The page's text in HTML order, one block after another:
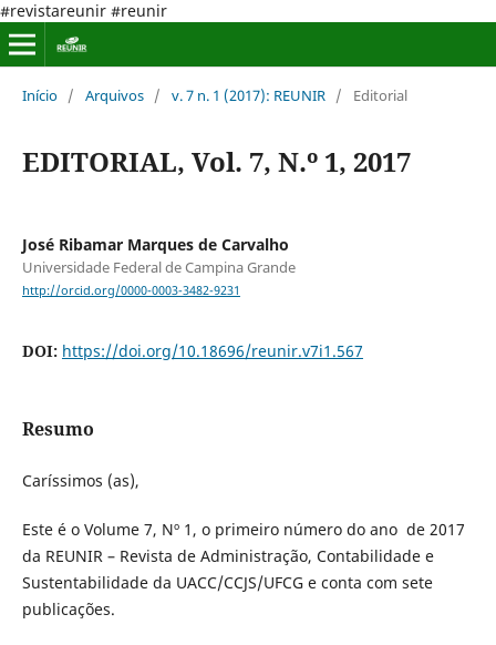
#revistareunir #reunir
Início / Arquivos / v. 7 n. 1 (2017): REUNIR / Editorial
EDITORIAL, Vol. 7, N.º 1, 2017
José Ribamar Marques de Carvalho
Universidade Federal de Campina Grande
http://orcid.org/0000-0003-3482-9231
DOI: https://doi.org/10.18696/reunir.v7i1.567
Resumo
Caríssimos (as),
Este é o Volume 7, Nº 1, o primeiro número do ano de 2017
da REUNIR – Revista de Administração, Contabilidade e
Sustentabilidade da UACC/CCJS/UFCG e conta com sete
publicações.